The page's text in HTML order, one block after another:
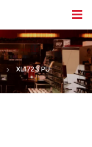
XL1723 PU